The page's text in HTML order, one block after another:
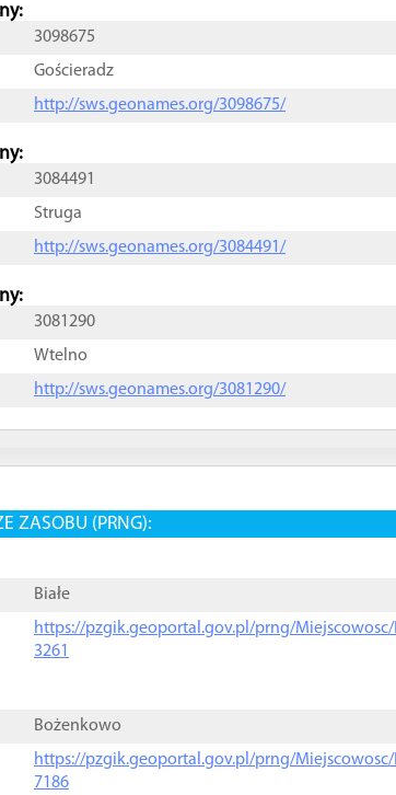
3098675
Gościeradz
http://sws.geonames.org/3098675/
3084491
Struga
http://sws.geonames.org/3084491/
3081290
Wtelno
http://sws.geonames.org/3081290/
ZASOBU (PRNG):
Białe
https://pzgik.geoportal.gov.pl/prng/Miejscowosc/
3261
Bożenkowo
https://pzgik.geoportal.gov.pl/prng/Miejscowosc/
7186